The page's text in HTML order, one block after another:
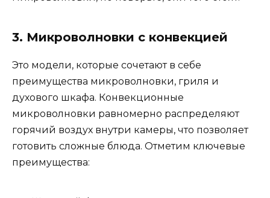
3. Микроволновки с конвекцией
Это модели, которые сочетают в себе
преимущества микроволновки, гриля и
духового шкафа. Конвекционные
микроволновки равномерно распределяют
горячий воздух внутри камеры, что позволяет
готовить сложные блюда. Отметим ключевые
преимущества: